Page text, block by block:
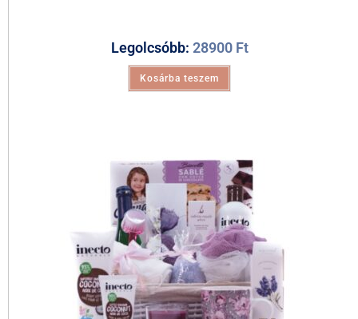
Legolcsóbb: 28900 Ft
Kosárba teszem